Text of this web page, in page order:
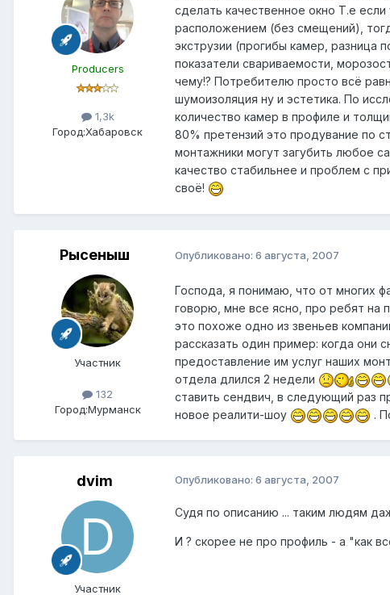
Producers
1,3k
Город:Хабаровск
сделать качественное окно Т.е
расположением (без смещений),
экструзии (прогибы камер, разница
показатели свариваемости,
чему!? Потребителю просто всё
шумоизоляция ну и эстетика. По
количество камер в профиле и
80% претензий это продувание по
монтажники могут загубить любое
качество стабильнее и проблем с
своё!
Рысеныш
Участник
132
Город:Мурманск
Опубликовано: 6 августа, 2007
Господа, я понимаю, что от многих
говорю, мне все ясно, про ребят на
это похоже одно из звеньев
рассказать один пример: когда они
предоставление им услуг наших
отдела длился 2 недели
ставить сендвич, в следующий раз
новое реалити-шоу
.
dvim
Участник
Опубликовано: 6 августа, 2007
Судя по описанию ... таким людям
И ? скорее не про профиль - а "как